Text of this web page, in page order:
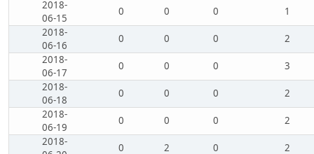
2018-
06-15
0 0 0
1
2018-
06-16
0 0 0
2
2018-
06-17
0 0 0
3
2018-
06-18
0 0 0
2
2018-
06-19
0 0 0
2
2018-
0 2 0
2